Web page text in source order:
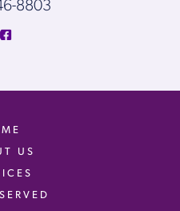
8803
US